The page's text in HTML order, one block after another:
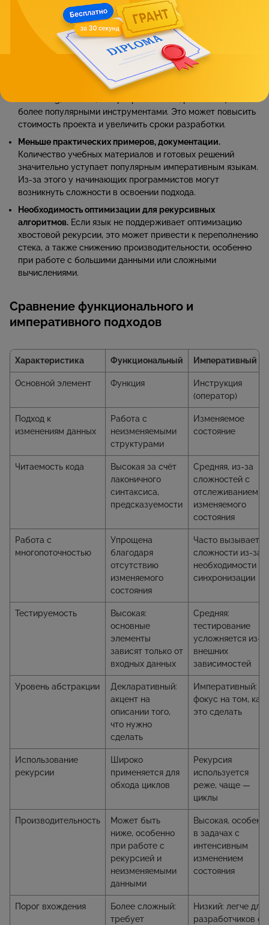
сравнимой с императивными языками.
Ограниченность инструментов.Некоторые фреймворки и
библиотеки не поддерживают функциональный стиль
полностью, что может усложнить его внедрение в проект.
Меньшее количество специалистов.Квалифицированных
специалистов, владеющих такими языками, как Haskell
более популярными инструментами. Это может повысить
стоимость проекта и увеличить сроки разработки.
Меньше практических примеров, документации.
Количество учебных материалов и готовых решений
значительно уступает популярным императивным языкам.
Из-за этого у начинающих программистов могут
возникнуть сложности в освоении подхода.
Необходимость оптимизации для рекурсивных
алгоритмов. Если язык не поддерживает оптимизацию
хвостовой рекурсии, это может привести к переполнению
стека, а также снижению производительности, особенно
при работе с большими данными или сложными
вычислениями.
Сравнение функционального и
императивного подходов
Характеристика Функциональный Императивный
Основной элемент Функция
Инструкция
(оператор)
Подход к
изменениям данных
Работа с
неизменяемыми
структурами
Изменяемое
состояние
Читаемость кода
Высокая за счёт
лаконичного
синтаксиса,
предсказуемости
Средняя, из-за
сложностей с
отслеживанием
изменяемого
состояния
Работа с
многопоточностью
Упрощена
благодаря
отсутствию
изменяемого
состояния
Часто вызывает
сложности из-за
необходимости
синхронизации
Тестируемость
Высокая:
основные
элементы
зависят только от
входных данных
Средняя:
тестирование
усложняется из-
внешних
зависимостей
Уровень абстракции
Декларативный:
акцент на
описании того,
что нужно
сделать
Императивный:
фокус на том, как
это сделать
Использование
рекурсии
Широко
применяется для
обхода циклов
Рекурсия
используется
реже, чаще —
циклы
Производительность
Может быть
ниже, особенно
при работе с
рекурсией и
неизменяемыми
данными
Высокая,
в задачах с
интенсивным
изменением
состояния
Порог вхождения
Более сложный:
требует
Низкий: легче для
разработчиков с